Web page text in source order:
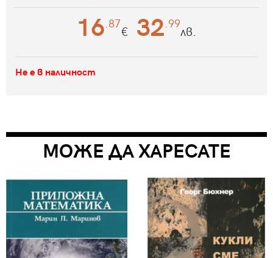
16 .87€ 32 .99лв.
Не е в наличност
МОЖЕ ДА ХАРЕСАТЕ